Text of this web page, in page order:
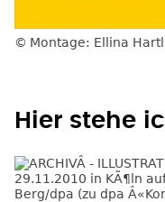
Montage: Ellina
Hier stehe